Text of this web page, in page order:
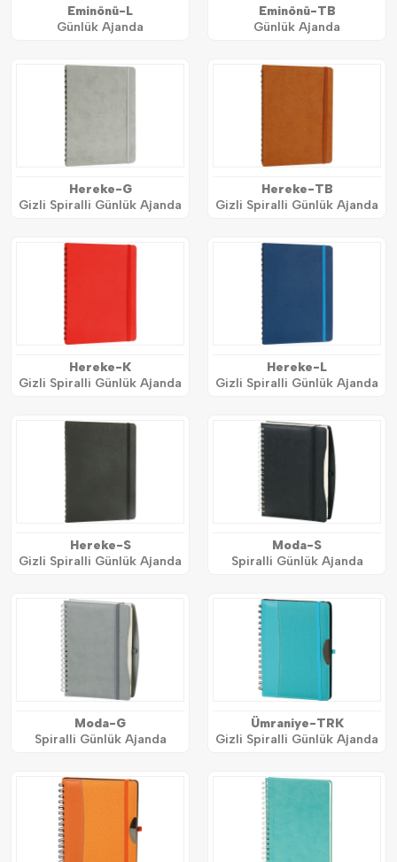
Eminönü-L
Günlük Ajanda
Eminönü-TB
Günlük Ajanda
Hereke-G
Gizli Spiralli Günlük Ajanda
Hereke-TB
Gizli Spiralli Günlük Ajanda
Hereke-K
Gizli Spiralli Günlük Ajanda
Hereke-L
Gizli Spiralli Günlük Ajanda
Hereke-S
Gizli Spiralli Günlük Ajanda
Moda-S
Spiralli Günlük Ajanda
Moda-G
Spiralli Günlük Ajanda
Ümraniye-TRK
Gizli Spiralli Günlük Ajanda